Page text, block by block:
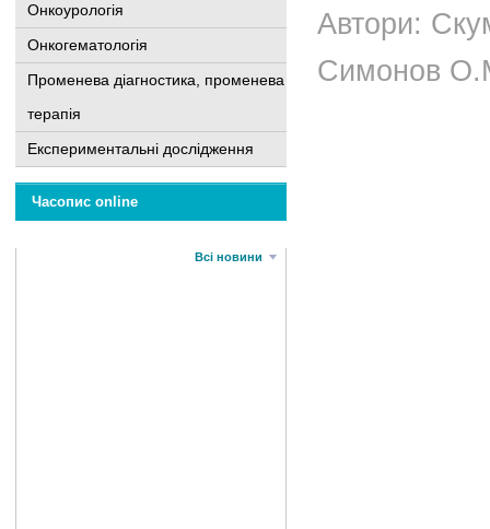
Онкоурологія
Онкогематологія
Променева діагностика, променева
терапія
Експериментальні дослідження
Часопис online
Всі новини
Автори:
Симонов